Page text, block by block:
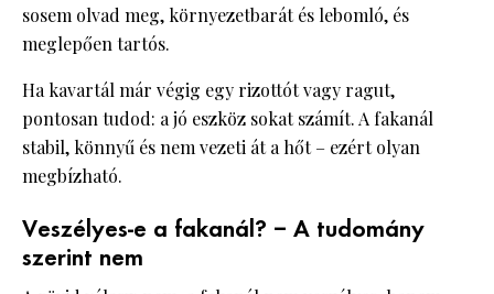
sosem olvad meg, környezetbarát és lebomló, és
meglepően tartós.
Ha kavartál már végig egy rizottót vagy ragut,
pontosan tudod: a jó eszköz sokat számít. A fakanál
stabil, könnyű és nem vezeti át a hőt – ezért olyan
megbízható.
Veszélyes-e a fakanál? – A tudomány
szerint nem